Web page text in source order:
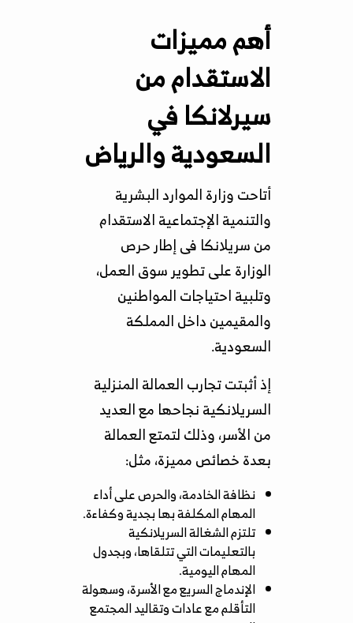
أهم مميزات
الاستقدام من
سيرلانكا في
السعودية والرياض
أتاحت وزارة الموارد البشرية
والتنمية الإجتماعية الاستقدام
من سريلانكا فى إطار حرص
الوزارة على تطوير سوق العمل،
وتلبية احتياجات المواطنين
والمقيمين داخل المملكة
السعودية.
إذ أثبتت تجارب العمالة المنزلية
السريلانكية نجاحها مع العديد
من الأسر، وذلك لتمتع العمالة
بعدة خصائص مميزة، مثل:
نظافة الخادمة، والحرص على أداء
المهام المكلفة بها بجدية وكفاءة.
تلتزم الشغالة السريلانكية
بالتعليمات التي تتلقاها، وبجدول
المهام اليومية.
الإندماج السريع مع الأسرة، وسهولة
التأقلم مع عادات وتقاليد المجتمع